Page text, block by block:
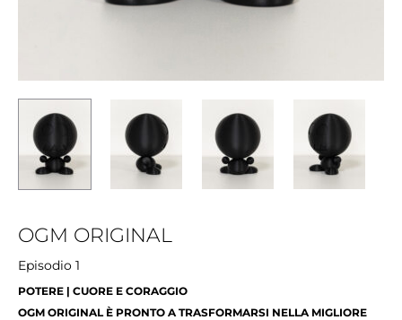
OGM ORIGINAL
Episodio 1
POTERE | CUORE E CORAGGIO
OGM ORIGINAL È PRONTO A TRASFORMARSI NELLA MIGLIORE